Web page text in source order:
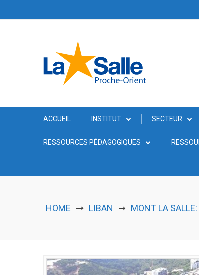
ACCUEIL INSTITUT SECTEUR
RESSOURCES PÉDAGOGIQUES
HOME LIBAN ➞ MONT LA